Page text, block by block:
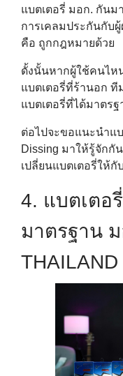
แบตเตอรี่ มอก. กัน
การเคลมประกันกับ
คือ ถูกกฎหมายด้วย
ดั้งนั้นหากผู้ใช้คนไห
แบตเตอรี่ที่ร้านอก ที
แบตเตอรี่ที่ได้มาตร
ต่อไปจะขอแนะนำแ
Dissing มาให้รู้จักกั
เปลี่ยนแบตเตอรี่ให้กั
4. แบตเตอ
มาตรฐาน
THAILAND